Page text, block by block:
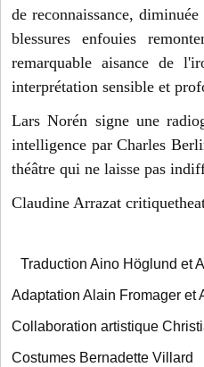
de reconnaissance,
blessures enfouies
remarquable aisance de
interprétation sensible et
Lars Norén signe une
intelligence par Charles
théâtre qui ne laisse pas
Claudine Arrazat
Traduction Aino Höglund et
Adaptation Alain Fromager et
Collaboration artistique
Costumes Bernadette Villard